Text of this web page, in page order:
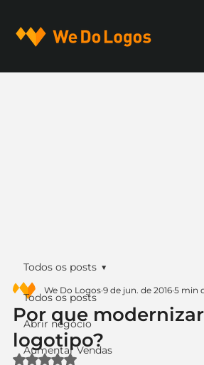
Todos os posts
Abrir negócio
Aumentar Vendas
Todos os posts
Por que
logotipo?
We Do Logos 9 de jun. de 2016 5 min
Avaliado com NaN de 5 estrelas.